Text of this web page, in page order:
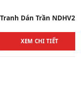
Dán Trần NDHV29
XEM CHI TIẾT